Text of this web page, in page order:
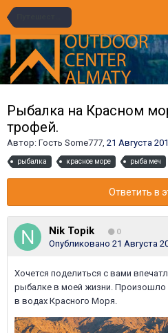
Рыбалка на Красном
трофей.
Автор: Гость Some777, 21 Августа
рыбалка красное море рыба меч
Ответить в
Nik Topik 0
Опубликовано 21 Августа
Хочется поделиться с вами
рыбалке в моей жизни. Произошло
в водах Красного Моря.